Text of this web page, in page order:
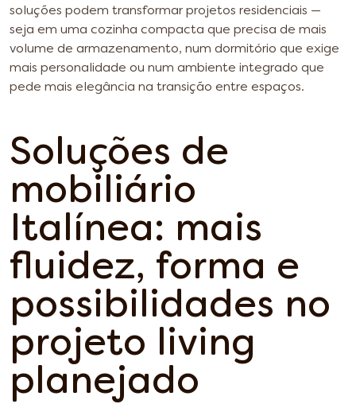
soluções podem transformar projetos residenciais —
seja em uma cozinha compacta que precisa de mais
volume de armazenamento, num dormitório que exige
mais personalidade ou num ambiente integrado que
pede mais elegância na transição entre espaços.
Soluções de
mobiliário
Italínea: mais
fluidez, forma e
possibilidades no
projeto living
planejado